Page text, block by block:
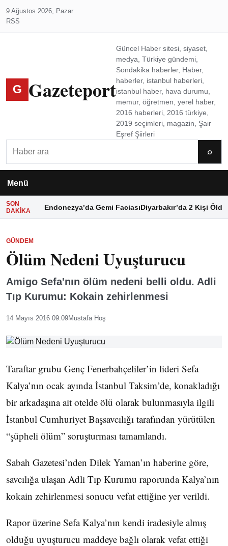
9 Ağustos 2026, Pazar
RSS
G Gazeteport
Güncel Haber sitesi, siyaset,
medya, Türkiye gündemi,
Sondakika haberler, Haber,
haberler, istanbul haberleri,
istanbul haber, hava durumu,
memur, öğretmen, yerel haber,
2016 haberleri, 2016 türkiye,
2019 seçimleri, magazin, Şair
Eşref Şiirleri
⌕
Menü
SON
DAKIKA
Endonezya’da Gemi FaciasıDiyarbakır’da 2 Kişi Öldü
GÜNDEM
Ölüm Nedeni Uyuşturucu
Amigo Sefa'nın ölüm nedeni belli oldu. Adli
Tıp Kurumu: Kokain zehirlenmesi
14 Mayıs 2016 09:09Mustafa Hoş
Taraftar grubu Genç Fenerbahçeliler’in lideri Sefa
Kalya’nın ocak ayında İstanbul Taksim’de, konakladığı
bir arkadaşına ait otelde ölü olarak bulunmasıyla ilgili
İstanbul Cumhuriyet Başsavcılığı tarafından yürütülen
“şüpheli ölüm” soruşturması tamamlandı.
Sabah Gazetesi’nden Dilek Yaman’ın haberine göre,
savcılığa ulaşan Adli Tıp Kurumu raporunda Kalya’nın
kokain zehirlenmesi sonucu vefat ettiğine yer verildi.
Rapor üzerine Sefa Kalya’nın kendi iradesiyle almış
olduğu uyuşturucu maddeye bağlı olarak vefat ettiği